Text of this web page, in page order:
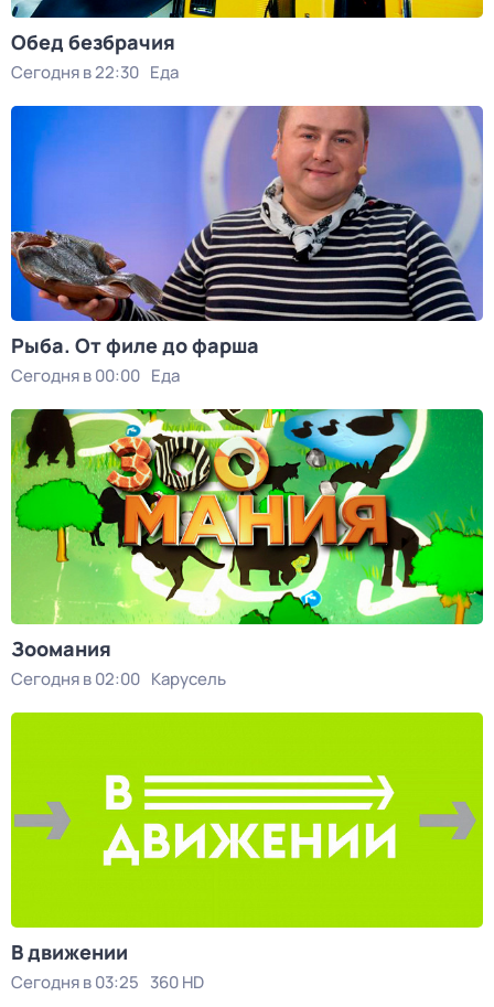
Обед безбрачия
Сегодня в 22:30 Еда
Рыба. От филе до фарша
Сегодня в 00:00 Еда
Зоомания
Сегодня в 02:00 Карусель
В движении
Сегодня в 03:25 360 HD